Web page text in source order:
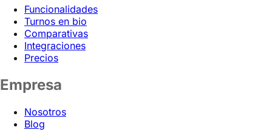
Funcionalidades
Turnos en bio
Comparativas
Integraciones
Precios
Empresa
Nosotros
Blog